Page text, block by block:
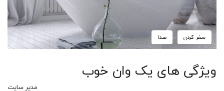
سفر کردن صدا
ویژگی های یک وان خوب
مدیر سایت